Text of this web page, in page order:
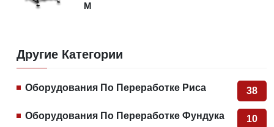
M
Другие Категории
Оборудования По Переработке Риса 38
Оборудования По Переработке Фундука 10